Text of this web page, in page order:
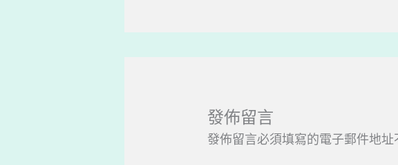
發佈留言
發佈留言必須填寫的電子郵件地址